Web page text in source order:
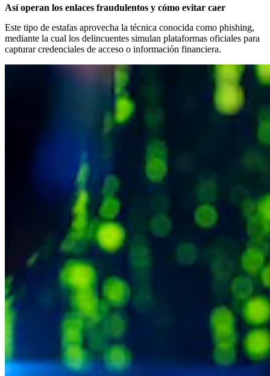
Así operan los enlaces fraudulentos y cómo evitar caer
Este tipo de estafas aprovecha la técnica conocida como phishing,
mediante la cual los delincuentes simulan plataformas oficiales para
capturar credenciales de acceso o información financiera.